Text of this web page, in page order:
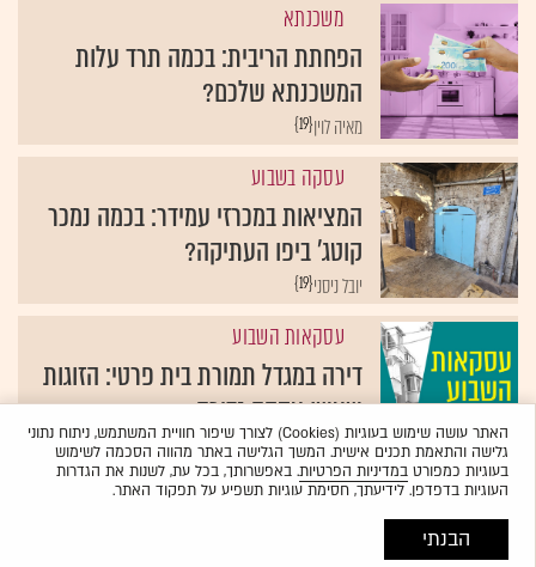
משכנתא
הפחתת הריבית: בכמה תרד עלות
המשכנתא שלכם?
{19}מאיה לוין
עסקה בשבוע
המציאות במכרזי עמידר: בכמה נמכר
קוטג' ביפו העתיקה?
{19}יובל ניסני
עסקאות השבוע
דירה במגדל תמורת בית פרטי: הזוגות
שעשו עסקה נדירה
{19}ניר וייס־ודררו האתר עושה שימוש בעוגיות (Cookies) לצורך שיפור חוויית המשתמש, ניתוח נתוני
גלישה והתאמת תכנים אישית. המשך הגלישה באתר מהווה הסכמה לשימוש
בעוגיות כמפורטבמדיניות הפרטיות. באפשרותך, בכל עת, לשנות את הגדרות
העוגיות בדפדפן. לידיעתך, חסימת עוגיות תשפיע על תפקוד האתר.
הבנתי